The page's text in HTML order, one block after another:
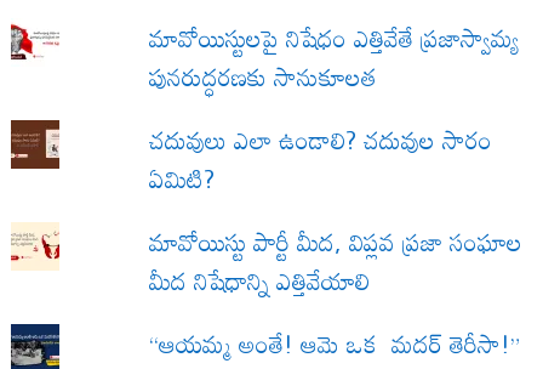
మావోయిస్టులపై నిషేధం ఎత్తివేతే ప్రజాస్వామ్య
పునరుద్ధరణకు సానుకూలత
చదువులు ఎలా ఉండాలి? చదువుల సారం
ఏమిటి?
మావోయిస్టు పార్టీ మీద, విప్లవ ప్రజా సంఘాల
మీద నిషేధాన్ని ఎత్తివేయాలి
“ఆయమ్మ అంతే! ఆమె ఒక మదర్ తెరీసా!”